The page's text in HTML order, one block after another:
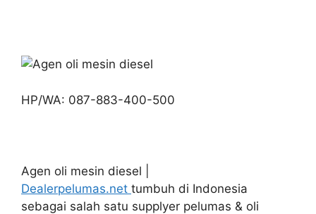
HP/WA: 087-883-400-500
Agen oli mesin diesel |
Dealerpelumas.net tumbuh di Indonesia
sebagai salah satu supplyer pelumas & oli